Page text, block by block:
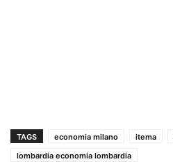
TAGS economia milano itema
lombardia economia lombardia